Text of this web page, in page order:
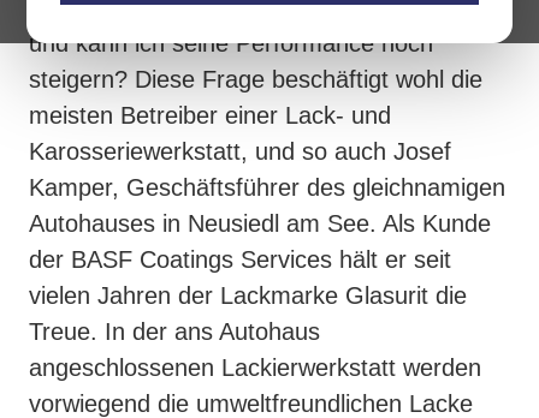
Wie leistungsfähig ist mein Lackierbetrieb,
und kann ich seine Performance noch
steigern? Diese Frage beschäftigt wohl die
meisten Betreiber einer Lack- und
Karosseriewerkstatt, und so auch Josef
Kamper, Geschäftsführer des gleichnamigen
Autohauses in Neusiedl am See. Als Kunde
der BASF Coatings Services hält er seit
vielen Jahren der Lackmarke Glasurit die
Treue. In der ans Autohaus
angeschlossenen Lackierwerkstatt werden
vorwiegend die umweltfreundlichen Lacke